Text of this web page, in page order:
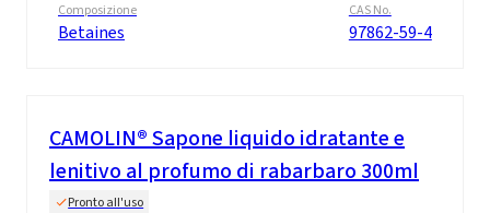
Composizione
Betaines
CAS No.
97862-59-4
CAMOLIN® Sapone liquido idratante e
lenitivo al profumo di rabarbaro 300ml
Pronto all'uso